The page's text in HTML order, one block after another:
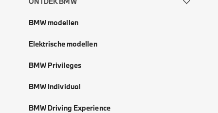
BMW modellen
Elektrische modellen
BMW Privileges
BMW Individual
BMW Driving Experience